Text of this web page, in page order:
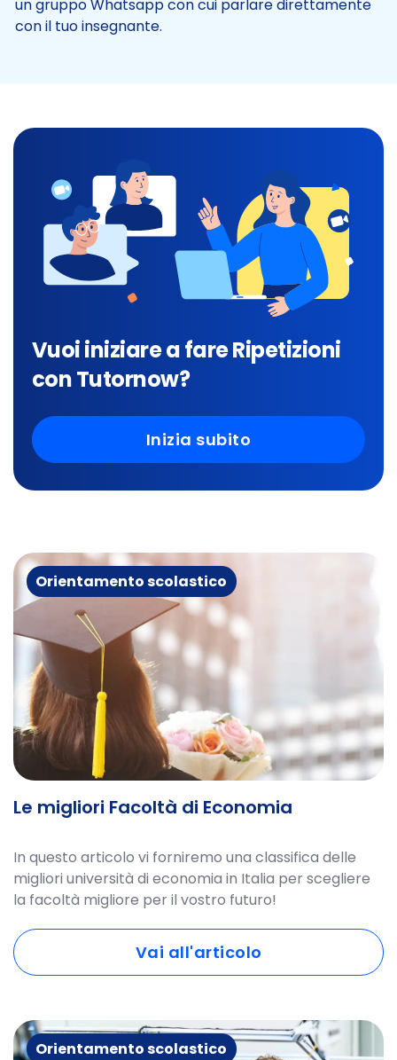
un gruppo Whatsapp con cui parlare direttamente
con il tuo insegnante.
Vuoi iniziare a fare Ripetizioni
con Tutornow?
Inizia subito
Orientamento scolastico
Le migliori Facoltà di Economia
In questo articolo vi forniremo una classifica delle
migliori università di economia in Italia per scegliere
la facoltà migliore per il vostro futuro!
Vai all'articolo
Orientamento scolastico